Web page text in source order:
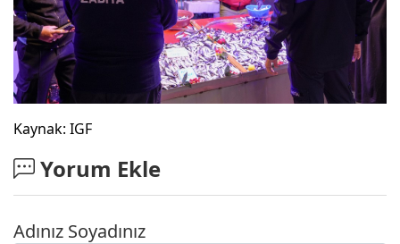
Kaynak: IGF
Yorum Ekle
Adınız Soyadınız